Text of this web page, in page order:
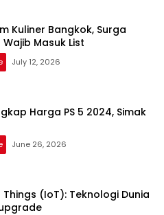
Kuliner Bangkok, Surga
Masuk List
July 12, 2026
Harga PS 5 2024, Simak
June 26, 2026
(IoT): Teknologi Dunia